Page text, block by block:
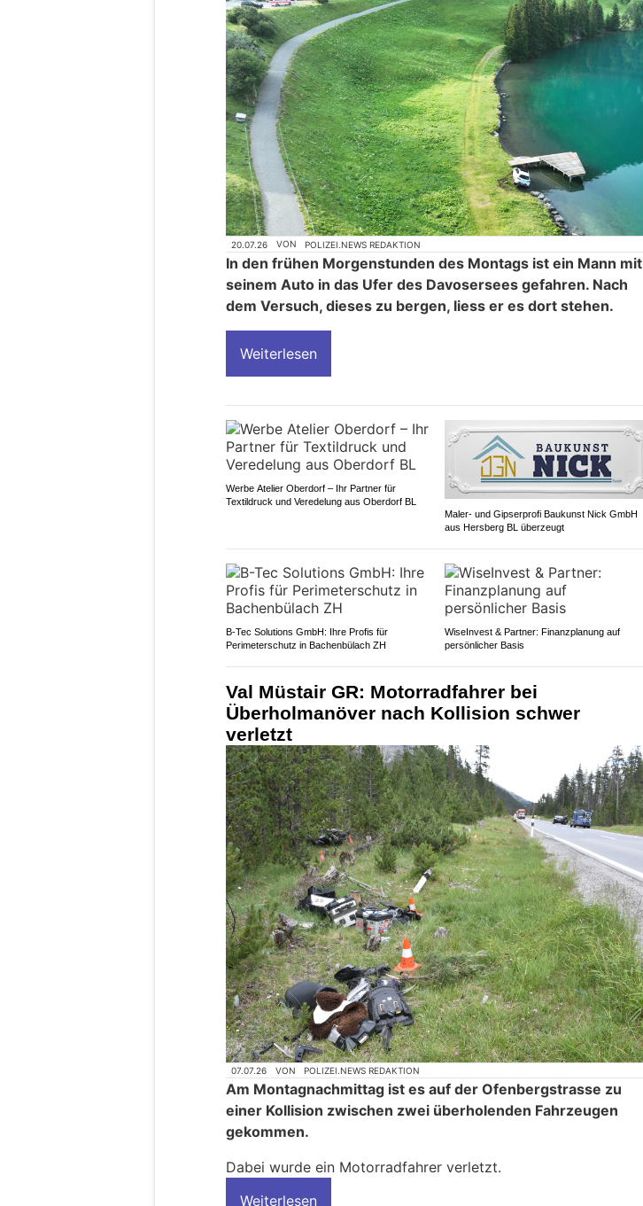
20.07.26 VON POLIZEI.NEWS REDAKTION
In den frühen Morgenstunden des Montags ist ein Mann mit
seinem Auto in das Ufer des Davosersees gefahren. Nach
dem Versuch, dieses zu bergen, liess er es dort stehen.
Weiterlesen
Werbe Atelier Oberdorf – Ihr Partner für
Textildruck und Veredelung aus Oberdorf BL
Maler- und Gipserprofi Baukunst Nick GmbH
aus Hersberg BL überzeugt
B-Tec Solutions GmbH: Ihre Profis für
Perimeterschutz in Bachenbülach ZH
WiseInvest & Partner: Finanzplanung auf
persönlicher Basis
Val Müstair GR: Motorradfahrer bei
Überholmanöver nach Kollision schwer
verletzt
07.07.26 VON POLIZEI.NEWS REDAKTION
Am Montagnachmittag ist es auf der Ofenbergstrasse zu
einer Kollision zwischen zwei überholenden Fahrzeugen
gekommen.
Dabei wurde ein Motorradfahrer verletzt.
Weiterlesen